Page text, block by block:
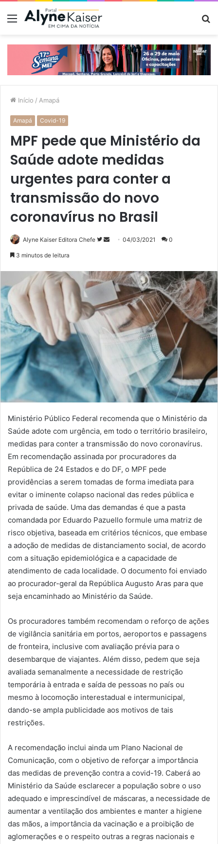
Menu
Início / Amapá
Amapá Covid-19
MPF pede que Ministério da
Saúde adote medidas
urgentes para conter a
transmissão do novo
coronavírus no Brasil
Alyne Kaiser Editora Chefe
SigaMande
mail
04/03/2021 0
3 minutos de leitura
Ministério Público Federal recomenda que o Ministério da
Saúde adote com urgência, em todo o território brasileiro,
medidas para conter a transmissão do novo coronavírus.
Em recomendação assinada por procuradores da
República de 24 Estados e do DF, o MPF pede
providências a serem tomadas de forma imediata para
evitar o iminente colapso nacional das redes pública e
privada de saúde. Uma das demandas é que a pasta
comandada por Eduardo Pazuello formule uma matriz de
risco objetiva, baseada em critérios técnicos, que embase
a adoção de medidas de distanciamento social, de acordo
com a situação epidemiológica e a capacidade de
atendimento de cada localidade. O documento foi enviado
ao procurador-geral da República Augusto Aras para que
seja encaminhado ao Ministério da Saúde.
Os procuradores também recomendam o reforço de ações
de vigilância sanitária em portos, aeroportos e passagens
de fronteira, inclusive com avaliação prévia para o
desembarque de viajantes. Além disso, pedem que seja
avaliada semanalmente a necessidade de restrição
temporária à entrada e saída de pessoas no país ou
mesmo à locomoção interestadual e intermunicipal,
dando-se ampla publicidade aos motivos de tais
restrições.
A recomendação inclui ainda um Plano Nacional de
Comunicação, com o objetivo de reforçar a importância
das medidas de prevenção contra a covid-19. Caberá ao
Ministério da Saúde esclarecer a população sobre o uso
adequado e imprescindível de máscaras, a necessidade de
aumentar a ventilação dos ambientes e manter a higiene
das mãos, a importância da vacinação e a proibição de
aglomerações e o respeito outras a regras nacionais e